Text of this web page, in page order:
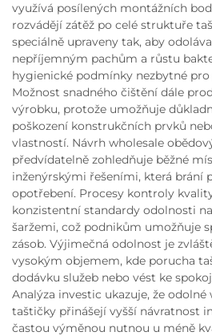
využívá posílených montážních
rozvádějí zátěž po celé struktuře
speciálně upraveny tak, aby
nepříjemným pachům a růstu
hygienické podmínky nezbytné pro
Možnost snadného čištění dále
výrobku, protože umožňuje
poškození konstrukčních prvků
vlastností. Návrh wholesale
předvídatelně zohledňuje běžné
inženýrskými řešeními, která brání
opotřebení. Procesy kontroly
konzistentní standardy odolnosti
šaržemi, což podnikům umožňuje
zásob. Výjimečná odolnost je
vysokým objemem, kde porucha
dodávku služeb nebo vést ke
Analýza investic ukazuje, že odolné
taštičky přinášejí vyšší návratnost
častou výměnou nutnou u méně